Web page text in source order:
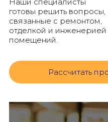
готовы решить вопросы,
связанные с ремонтом,
отделкой и инженерией
помещений.
Рассчитать